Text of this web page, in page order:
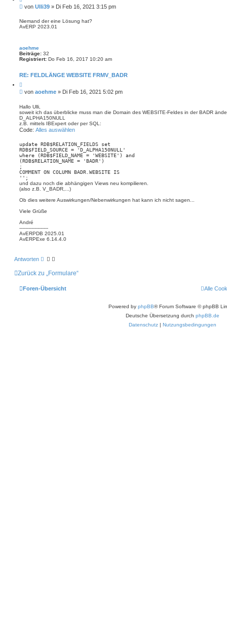
i
t
e
r
B
i
t
g
von Ulli39 » Di Feb 16, 2021 3:15 pm
Niemand der eine Lösung hat?
AvERP 2023.01
aoehme
Beiträge: 32
Registriert: Do Feb 16, 2017 10:20 am
RE: FELDLÄNGE WEBSITE FRMV_BADR
i
t
e
r
e
n
B
i
t
r
a
g
von aoehme » Di Feb 16, 2021 5:02 pm
Hallo Ulli,
soweit ich das überblicke muss man die Domain des WEBSITE-Feldes in der BADR
D_ALPHA150NULL
z.B. mittels IBExpert oder per SQL:
Code: Alles auswählen
update RDB$RELATION_FIELDS set
RDB$FIELD_SOURCE = 'D_ALPHA150NULL'
where (RDB$FIELD_NAME = 'WEBSITE') and
(RDB$RELATION_NAME = 'BADR')
;
COMMENT ON COLUMN BADR.WEBSITE IS
und dazu noch die abhängigen Views neu kompilieren.
(also z.B. V_BADR,...)
Ob dies weitere Auswirkungen/Nebenwirkungen hat kann ich nicht sagen...
Viele Grüße
André
-------------------
AvERPDB 2025.01
AvERPExe 6.14.4.0
Antworten
Zurück zu „Formulare“
Foren-Übersicht Alle
Powered by phpBB® Forum Software © phpBB
Deutsche Übersetzung durch phpBB.de
Datenschutz | Nutzungsbedingungen